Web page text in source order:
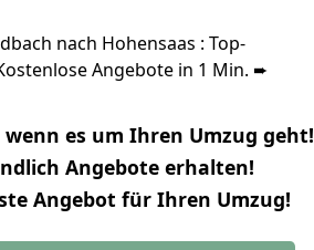
nach Hohensaas : Top-
Angebote in 1 Min. ➨
es um Ihren Umzug geht!
Angebote erhalten!
Angebot für Ihren Umzug!